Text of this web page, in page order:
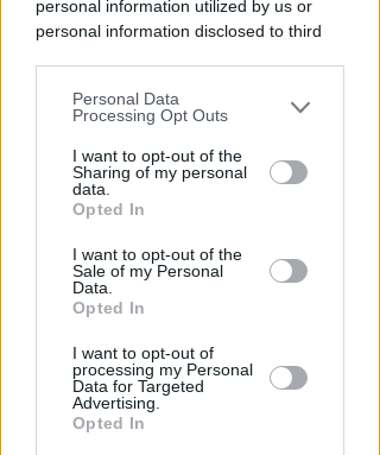
personal information utilized by us or
personal information disclosed to third
You may separately opt-out of the further
disclosure of your personal information
by third parties on the IAB’s list of
downstream participants.
by us to third parties on the IAB’s List of
Downstream Participants that may
further disclose it to other third parties.
Personal Data
Processing Opt Outs
I want to opt-out of the
Sharing of my personal
data.
Opted In
I want to opt-out of the
Sale of my Personal
Data.
Opted In
I want to opt-out of
processing my Personal
Data for Targeted
Advertising.
Opted In
Licenze sospese a chi lavora tra
degrado e delinquenza. Fipe: un
paradosso
Redazione
MANUTENZIONE STRAORDINARIA
Rimini, riaperta la piazzetta